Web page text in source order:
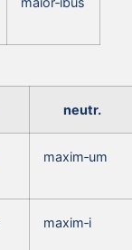
neutr.
maxim‑um
maxim‑i